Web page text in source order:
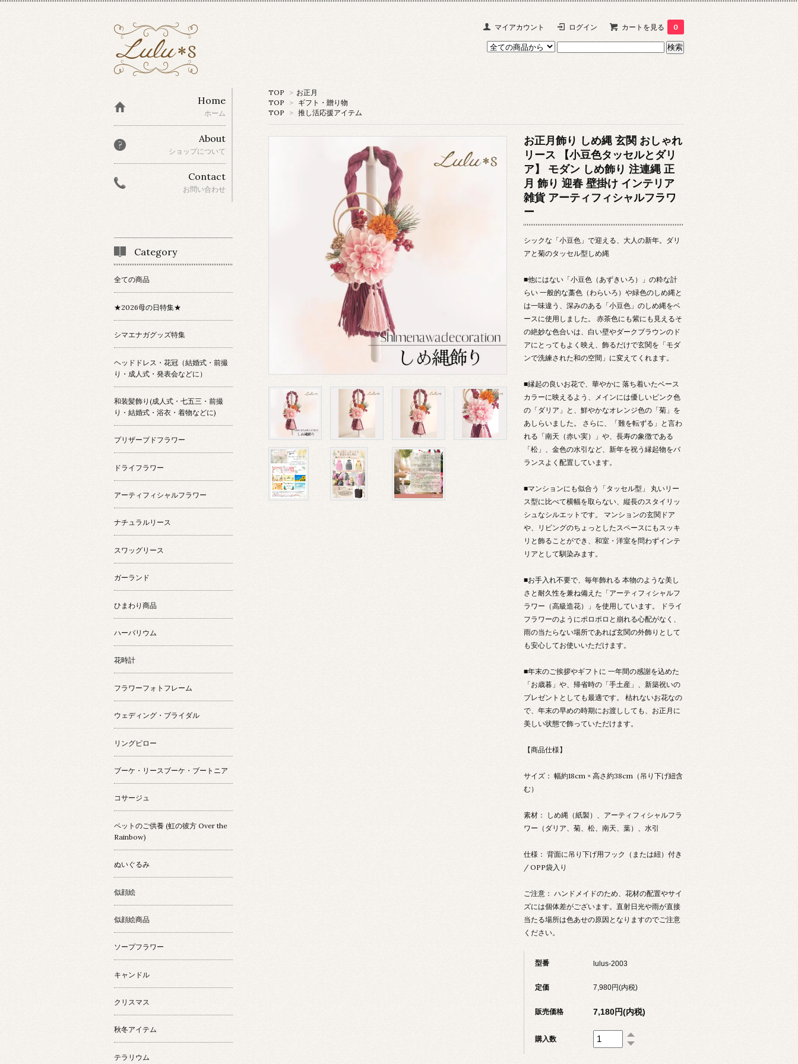
マイアカウント ログイン カートを見る 0
TOP > お正月
TOP
> ギフト・贈り物
TOP
> 推し活応援アイテム
お正月飾り しめ縄 玄関 おしゃれ
リース 【小豆色タッセルとダリ
ア】 モダン しめ飾り 注連縄 正
月 飾り 迎春 壁掛け インテリア
雑貨 アーティフィシャルフラワ
ー
シックな「小豆色」で迎える、大人の新年。ダリ
アと菊のタッセル型しめ縄
■他にはない「小豆色（あずきいろ）」の粋な計
らい 一般的な藁色（わらいろ）や緑色のしめ縄と
は一味違う、深みのある「小豆色」のしめ縄をベ
ースに使用しました。 赤茶色にも紫にも見えるそ
の絶妙な色合いは、白い壁やダークブラウンのド
アにとってもよく映え、飾るだけで玄関を「モダ
ンで洗練された和の空間」に変えてくれます。
■縁起の良いお花で、華やかに 落ち着いたベース
カラーに映えるよう、メインには優しいピンク色
の「ダリア」と、鮮やかなオレンジ色の「菊」を
あしらいました。 さらに、「難を転ずる」と言わ
れる「南天（赤い実）」や、長寿の象徴である
「松」、金色の水引など、新年を祝う縁起物をバ
ランスよく配置しています。
■マンションにも似合う「タッセル型」 丸いリー
ス型に比べて横幅を取らない、縦長のスタイリッ
シュなシルエットです。 マンションの玄関ドア
や、リビングのちょっとしたスペースにもスッキ
リと飾ることができ、和室・洋室を問わずインテ
リアとして馴染みます。
■お手入れ不要で、毎年飾れる 本物のような美し
さと耐久性を兼ね備えた「アーティフィシャルフ
ラワー（高級造花）」を使用しています。 ドライ
フラワーのようにポロポロと崩れる心配がなく、
雨の当たらない場所であれば玄関の外飾りとして
も安心してお使いいただけます。
■年末のご挨拶やギフトに 一年間の感謝を込めた
「お歳暮」や、帰省時の「手土産」、新築祝いの
プレゼントとしても最適です。 枯れないお花なの
で、年末の早めの時期にお渡ししても、お正月に
美しい状態で飾っていただけます。
【商品仕様】
サイズ： 幅約18cm × 高さ約38cm（吊り下げ紐含
む）
素材： しめ縄（紙製）、アーティフィシャルフラ
ワー（ダリア、菊、松、南天、葉）、水引
仕様： 背面に吊り下げ用フック（または紐）付き
/ OPP袋入り
ご注意： ハンドメイドのため、花材の配置やサイ
ズには個体差がございます。直射日光や雨が直接
当たる場所は色あせの原因となりますのでご注意
ください。
型番 lulus-2003
定価 7,980円(内税)
販売価格 7,180円(内税)
購入数
Home
ホーム
About
ショップについて
Contact
お問い合わせ
Category
全ての商品
★2026母の日特集★
シマエナガグッズ特集
ヘッドドレス・花冠（結婚式・前撮
り・成人式・発表会などに）
和装髪飾り(成人式・七五三・前撮
り・結婚式・浴衣・着物などに)
プリザーブドフラワー
ドライフラワー
アーティフィシャルフラワー
ナチュラルリース
スワッグリース
ガーランド
ひまわり商品
ハーバリウム
花時計
フラワーフォトフレーム
ウェディング・ブライダル
リングピロー
ブーケ・リースブーケ・ブートニア
コサージュ
ペットのご供養 (虹の彼方 Over the
Rainbow)
ぬいぐるみ
似顔絵
似顔絵商品
ソープフラワー
キャンドル
クリスマス
秋冬アイテム
テラリウム